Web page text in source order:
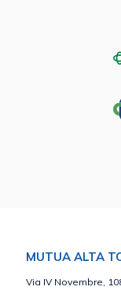
MUTUA ALTA
Via IV Novembre,